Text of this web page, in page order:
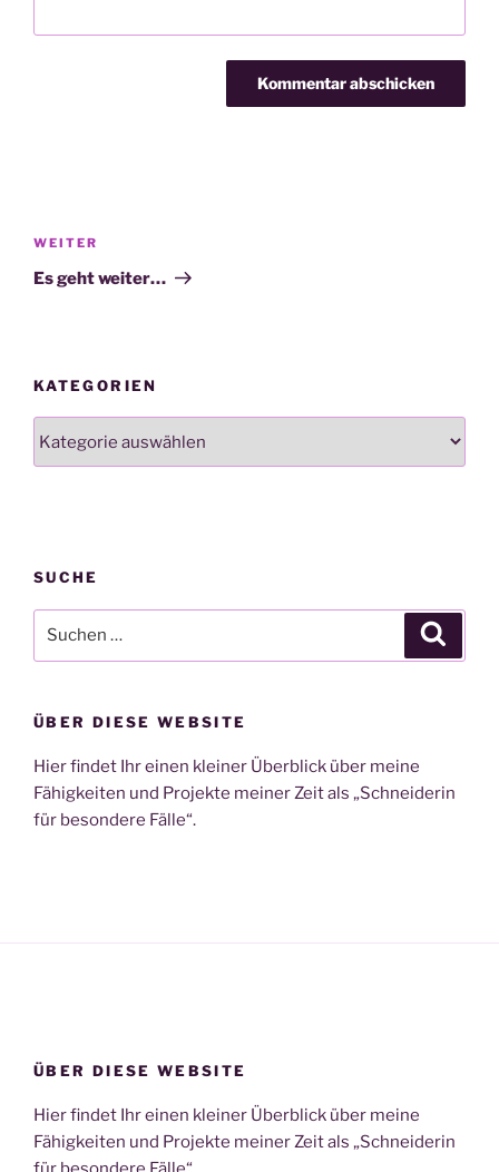
Nächster
Beitrag
WEITER
Es geht weiter…
KATEGORIEN
SUCHE
nach:
ÜBER DIESE WEBSITE
Hier findet Ihr einen kleiner Überblick über meine
Fähigkeiten und Projekte meiner Zeit als „Schneiderin
für besondere Fälle“.
ÜBER DIESE WEBSITE
Hier findet Ihr einen kleiner Überblick über meine
Fähigkeiten und Projekte meiner Zeit als „Schneiderin